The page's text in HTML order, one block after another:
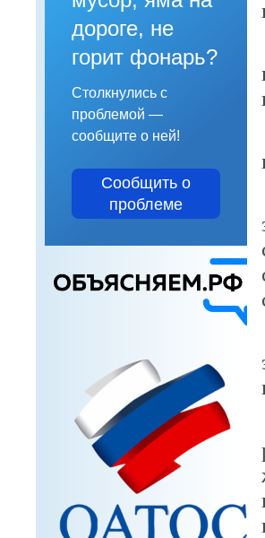
дороге, не
горит фонарь?
Столкнулись с
проблемой —
сообщите о ней!
Сообщить о
проблеме